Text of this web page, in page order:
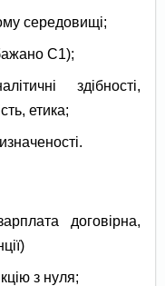
середовищі;
С1);
здібності,
етика;
договірна,
з нуля;